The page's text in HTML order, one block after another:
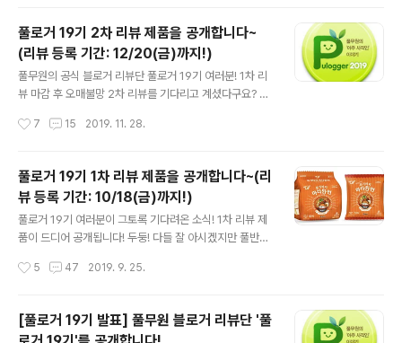
든요. 같은 제품군이지만 각기 다른 맛이라 여러 제품을 보
내 드린 경우 하나의 포스트에 모든 맛을 다 소개해주셔도
된다고 했음에도~ 각각의 포스트로 분류해 정말 상세하게
리뷰해주시는 정성까지... 풀반장, 정말 감동해버렸지 뭡니
까.. 흑흑~ ㅜ.ㅠ 풀로거 19기 모집 당시 고심 끝에 선정한
해주시니. 몸 둘 바를 모르겠네요. ㅜ.ㅠ 자~ 풀반장을 이렇
풀로거 19기 2차 리뷰 제품을 공개합니다~
(리뷰 등록 기간: 12/20(금)까지!)
풀무원의 공식 블로거 리뷰단 풀로거 19기 여러분! 1차 리
뷰 마감 후 오매불망 2차 리뷰를 기다리고 계셨다구요? 두
풀반장은 기다리는 풀로거 여러분을 즐겁게 해드리고자 그
리뷰 제품을 구성하기 위한 신제품 탐색 작전에 돌입했기
때문이랍니다. 그 결과는? 후후... 시린 손을 호호~~ 추운
겨울에 딱 어울리는 신제품으로 꽉꽉 눌러 담은~ 맛도 양
도 푸짐한 2차 리뷰 박스가 지금 풀로거 여러분의 집으로
이.동.중!!! 과연 풀반장이 엄선한 풀로거 2차 리뷰 제품들
이제는 쌀국수로 즐겨요... 올해의 대세 먹거리는 누가 뭐래
7 15 2019. 11. 28.
풀로거 19기 1차 리뷰 제품을 공개합니다~(리
뷰 등록 기간: 10/18(금)까지!)
풀로거 19기 여러분이 그토록 기다려온 소식! 1차 리뷰 제
품이 드디어 공개됩니다! 두둥! 다들 잘 아시겠지만 풀반장
해 늘 고민하고 있는데요. 고민 끝에 구성된 풀로거 19기 1
제품 모음입니다. 아직 잘 알려지지 않은 제품부터 슬슬 인
기몰이 하고 있는 제품까지. 아직은 낯선 새얼굴들이지만
5 47 2019. 9. 25.
[풀로거 19기 발표] 풀무원 블로거 리뷰단 '풀